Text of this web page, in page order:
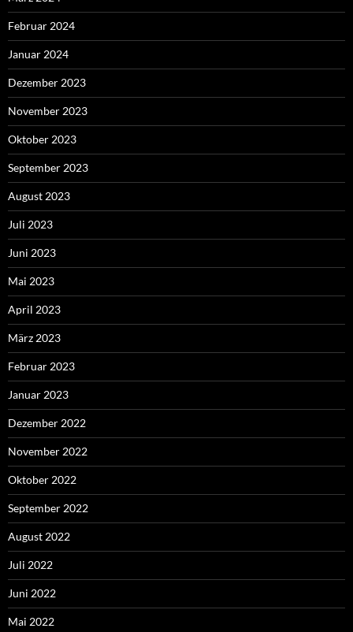
Februar 2024
Januar 2024
Dezember 2023
November 2023
Oktober 2023
September 2023
August 2023
Juli 2023
Juni 2023
Mai 2023
April 2023
März 2023
Februar 2023
Januar 2023
Dezember 2022
November 2022
Oktober 2022
September 2022
August 2022
Juli 2022
Juni 2022
Mai 2022